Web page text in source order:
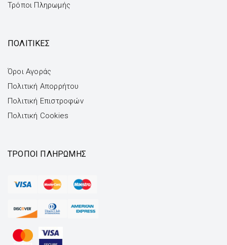
Τρόποι Πληρωμής
ΠΟΛΙΤΙΚΕΣ
Όροι Αγοράς
Πολιτική Απορρήτου
Πολιτική Επιστροφών
Πολιτική Cookies
ΤΡΌΠΟΙ ΠΛΗΡΩΜΉΣ